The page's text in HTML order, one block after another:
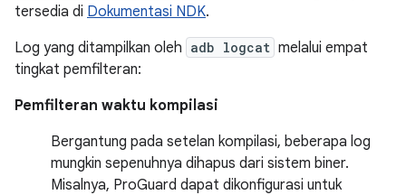
tersedia di Dokumentasi NDK.
Log yang ditampilkan oleh adb logcat melalui empat
tingkat pemfilteran:
Pemfilteran waktu kompilasi
Bergantung pada setelan kompilasi, beberapa log
mungkin sepenuhnya dihapus dari sistem biner.
Misalnya, ProGuard dapat dikonfigurasi untuk